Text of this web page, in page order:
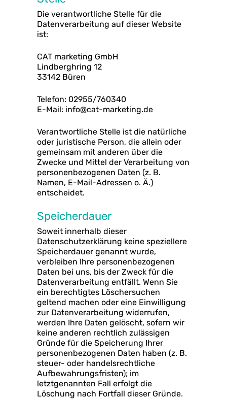
Die verantwortliche Stelle für die
Datenverarbeitung auf dieser Website
ist:
CAT marketing GmbH
Lindberghring 12
33142 Büren
Telefon: 02955/760340
E-Mail: info@cat-marketing.de
Verantwortliche Stelle ist die natürliche
oder juristische Person, die allein oder
gemeinsam mit anderen über die
Zwecke und Mittel der Verarbeitung von
personenbezogenen Daten (z. B.
Namen, E-Mail-Adressen o. Ä.)
entscheidet.
Speicherdauer
Soweit innerhalb dieser
Datenschutzerklärung keine speziellere
Speicherdauer genannt wurde,
verbleiben Ihre personenbezogenen
Daten bei uns, bis der Zweck für die
Datenverarbeitung entfällt. Wenn Sie
ein berechtigtes Löschersuchen
geltend machen oder eine Einwilligung
zur Datenverarbeitung widerrufen,
werden Ihre Daten gelöscht, sofern wir
keine anderen rechtlich zulässigen
Gründe für die Speicherung Ihrer
personenbezogenen Daten haben (z. B.
steuer- oder handelsrechtliche
Aufbewahrungsfristen); im
letztgenannten Fall erfolgt die
Löschung nach Fortfall dieser Gründe.